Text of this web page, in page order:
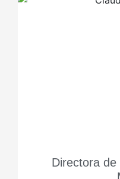
Directora de